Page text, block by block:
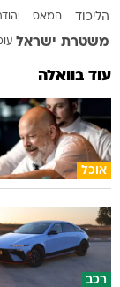
הליכוד חמאס
משטרת ישראל
עוד בוואלה
אוכל
רכב